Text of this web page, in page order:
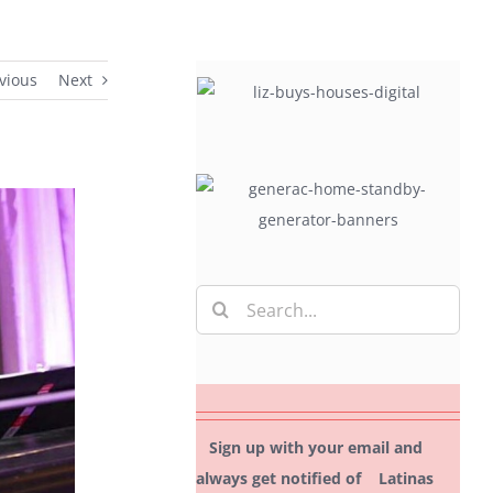
Next
Search
for:
Sign up with your email and
always get notified of Latinas